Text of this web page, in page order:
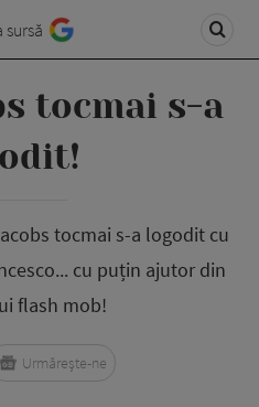
sursă
tocmai s-a
tocmai s-a logodit cu
cu puțin ajutor din
flash mob!
Urmărește-ne